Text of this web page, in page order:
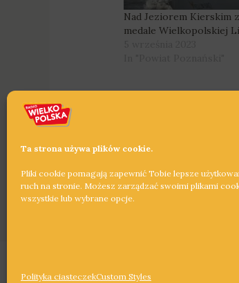
Ta strona używa plików cookie.
Pliki cookie pomagają zapewnić Tobie lepsze
ruch na stronie. Możesz zarządzać swoimi plikami
wszystkie lub wybrane opcje.
Polityka ciasteczekCustom Styles
Nad Jeziorem Kierskim
medale Wielkopolskiej
←Poprzedni Wpis